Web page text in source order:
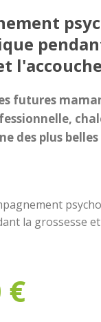
futures
des plus
la grossesse
€